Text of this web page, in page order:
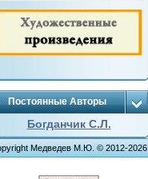
Постоянные Авторы
Богданчик С.Л.
Медведев М.Ю. © 2012-2026